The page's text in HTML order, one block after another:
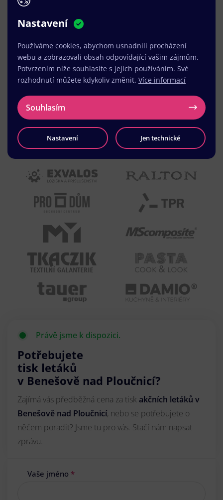
VENART s.r.o.
Právě jsme k dispozici.
Potřebujete
tisk letáků
v Benešově nad Ploučnicí?
Zajímá vás předběžná cena za tisk akčních letáků v
Benešově nad Ploučnicí, nebo se potřebujete o
něčem poradit? Jsme tu pro vás. Stačí nám napsat
zprávu.
Vaše jméno *
Nastavení
Používáme cookies, abychom usnadnili procházení
webu a zobrazovali obsah odpovídající vašim zájmům.
Potvrzením níže souhlasíte s jejich používáním. Své
rozhodnutí můžete kdykoliv změnit. Více informací
Souhlasím
Nastavení Jen technické